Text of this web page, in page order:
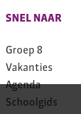
SNEL NAAR
Groep 8
Vakanties
Agenda
Schoolgids